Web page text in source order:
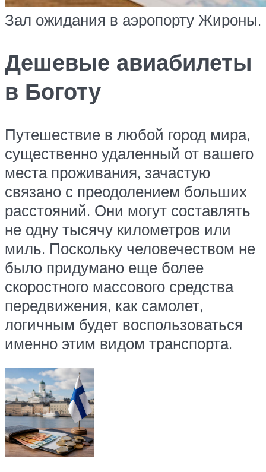
Зал ожидания в аэропорту Жироны.
Дешевые авиабилеты
в Боготу
Путешествие в любой город мира,
существенно удаленный от вашего
места проживания, зачастую
связано с преодолением больших
расстояний. Они могут составлять
не одну тысячу километров или
миль. Поскольку человечеством не
было придумано еще более
скоростного массового средства
передвижения, как самолет,
логичным будет воспользоваться
именно этим видом транспорта.